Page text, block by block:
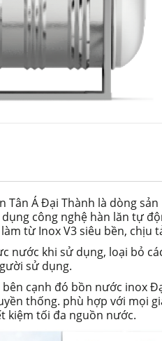
Tân Á Đại Thành là dòng
dụng công nghệ hàn lăn tự
từ Inox V3 siêu bền, chịu
nước khi sử dụng, loại bỏ
sử dụng.
cạnh đó bồn nước inox
thống. phù hợp với mọi
kiệm tối đa nguồn nước.